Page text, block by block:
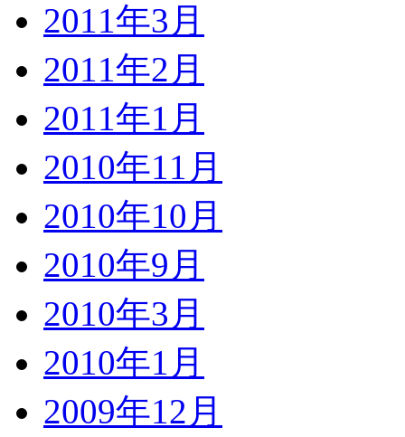
2011年3月
2011年2月
2011年1月
2010年11月
2010年10月
2010年9月
2010年3月
2010年1月
2009年12月